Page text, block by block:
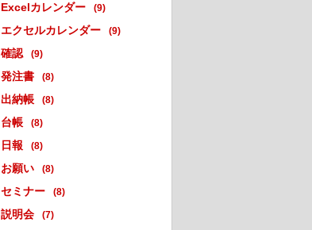
Excelカレンダー (9)
エクセルカレンダー (9)
確認 (9)
発注書 (8)
出納帳 (8)
台帳 (8)
日報 (8)
お願い (8)
セミナー (8)
説明会 (7)